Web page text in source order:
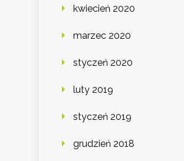
kwiecień 2020
marzec 2020
styczeń 2020
luty 2019
styczeń 2019
grudzień 2018